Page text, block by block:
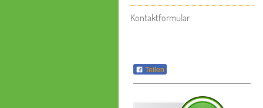
Kontaktformular
Teilen